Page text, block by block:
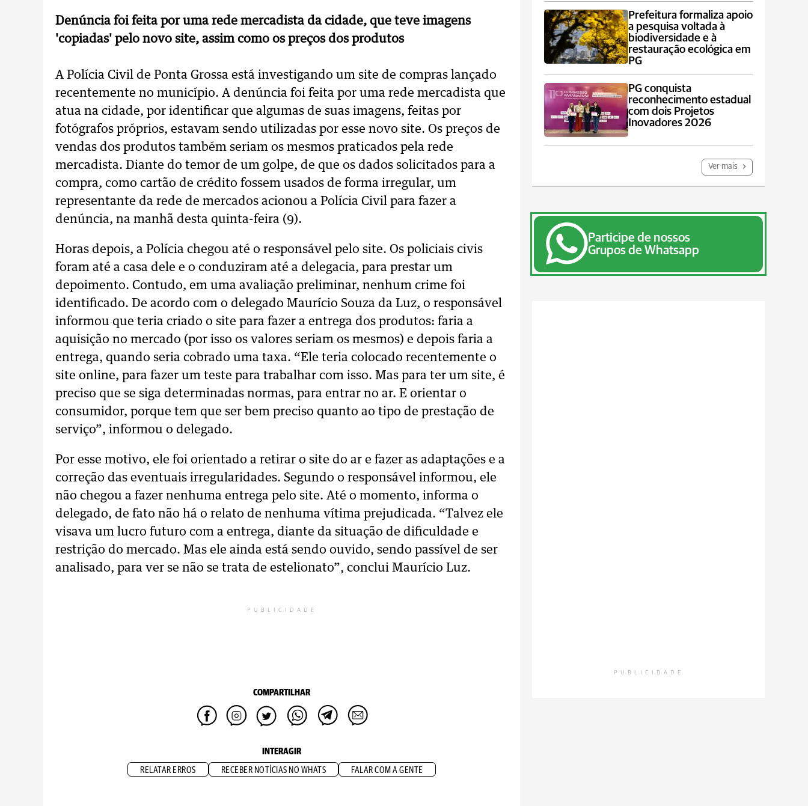
Denúncia foi feita por uma rede mercadista da cidade, que teve imagens
'copiadas' pelo novo site, assim como os preços dos produtos
A Polícia Civil de Ponta Grossa está investigando um site de compras lançado
recentemente no município. A denúncia foi feita por uma rede mercadista que
atua na cidade, por identificar que algumas de suas imagens, feitas por
fotógrafos próprios, estavam sendo utilizadas por esse novo site. Os preços de
vendas dos produtos também seriam os mesmos praticados pela rede
mercadista. Diante do temor de um golpe, de que os dados solicitados para a
compra, como cartão de crédito fossem usados de forma irregular, um
representante da rede de mercados acionou a Polícia Civil para fazer a
denúncia, na manhã desta quinta-feira (9).
Horas depois, a Polícia chegou até o responsável pelo site. Os policiais civis
foram até a casa dele e o conduziram até a delegacia, para prestar um
depoimento. Contudo, em uma avaliação preliminar, nenhum crime foi
identificado. De acordo com o delegado Maurício Souza da Luz, o responsável
informou que teria criado o site para fazer a entrega dos produtos: faria a
aquisição no mercado (por isso os valores seriam os mesmos) e depois faria a
entrega, quando seria cobrado uma taxa. “Ele teria colocado recentemente o
site online, para fazer um teste para trabalhar com isso. Mas para ter um site, é
preciso que se siga determinadas normas, para entrar no ar. E orientar o
consumidor, porque tem que ser bem preciso quanto ao tipo de prestação de
serviço”, informou o delegado.
Por esse motivo, ele foi orientado a retirar o site do ar e fazer as adaptações e a
correção das eventuais irregularidades. Segundo o responsável informou, ele
não chegou a fazer nenhuma entrega pelo site. Até o momento, informa o
delegado, de fato não há o relato de nenhuma vítima prejudicada. “Talvez ele
visava um lucro futuro com a entrega, diante da situação de dificuldade e
restrição do mercado. Mas ele ainda está sendo ouvido, sendo passível de ser
analisado, para ver se não se trata de estelionato”, conclui Maurício Luz.
PUBLICIDADE
COMPARTILHAR
INTERAGIR
RELATAR ERROS RECEBER NOTÍCIAS NO WHATS FALAR COM A GENTE
Prefeitura formaliza apoio
a pesquisa voltada à
biodiversidade e à
restauração ecológica em
PG
PG conquista
reconhecimento estadual
com dois Projetos
Inovadores 2026
Ver mais
Participe de nossos
Grupos de Whatsapp
PUBLICIDADE